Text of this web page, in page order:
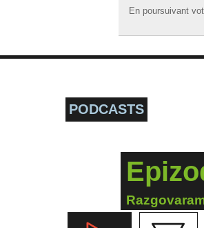
En poursuivant
En poursuivant
ACCUEIL
PODCASTS